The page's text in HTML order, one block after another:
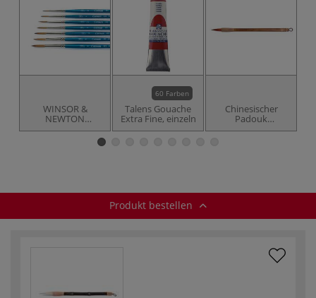
WINSOR &
NEWTON
Cotman™
60 Farben
Talens Gouache
Extra Fine, einzeln
Chinesischer
Padouk
Kalligrafie-Pinsel
Produkt bestellen